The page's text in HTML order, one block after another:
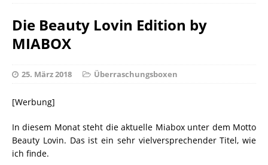
Die Beauty Lovin Edition by
MIABOX
25. März 2018 Überraschungsboxen
[Werbung]
In diesem Monat steht die aktuelle Miabox unter dem Motto
Beauty Lovin. Das ist ein sehr vielversprechender Titel, wie
ich finde.